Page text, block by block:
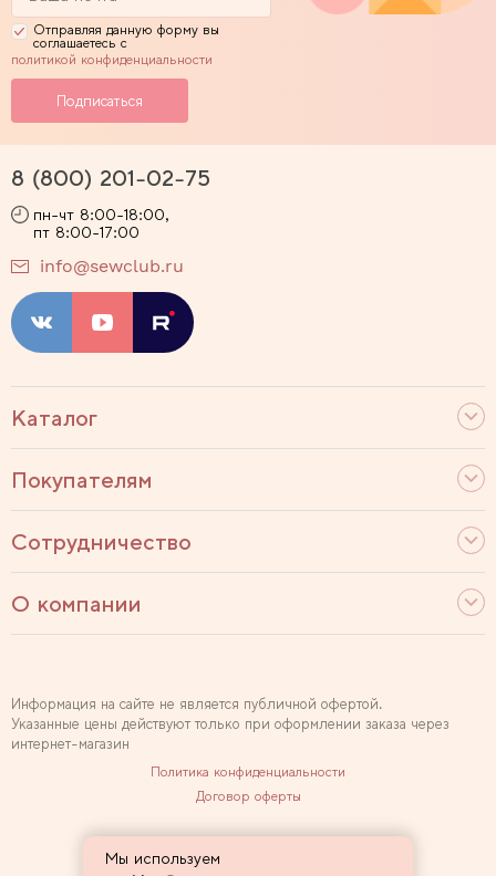
Отправляя данную форму вы
соглашаетесь с
политикой конфиденциальности
Каталог
Покупателям
Сотрудничество
О компании
8 (800) 201-02-75
пн-чт 8:00-18:00,
пт 8:00-17:00
info@sewclub.ru
Информация на сайте не является публичной офертой.
Указанные цены действуют только при оформлении заказа через
интернет-магазин
Политика конфиденциальности
Договор оферты
Мы используем